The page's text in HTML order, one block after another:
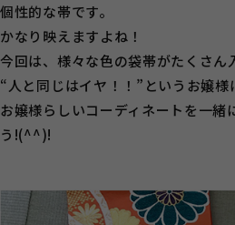
個性的な帯です。
かなり映えますよね！
今回は、様々な色の袋帯がたくさん
“人と同じはイヤ！！”というお嬢様
お嬢様らしいコーディネートを一緒
う!(^^)!